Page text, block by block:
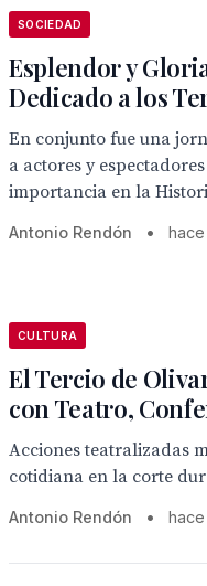
SOCIEDAD
Esplendor y
Dedicado a los
En conjunto fue una
a actores y
importancia en la
Antonio Rendón • hace
CULTURA
El Tercio de
con Teatro,
Acciones teatralizadas
cotidiana en la corte
Antonio Rendón • hace